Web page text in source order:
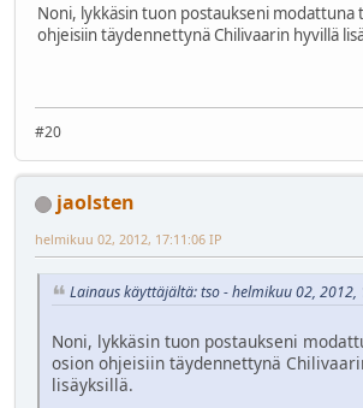
Noni, lykkäsin tuon postaukseni modattuna
ohjeisiin täydennettynä Chilivaarin hyvillä
#20
jaolsten
helmikuu 02, 2012, 17:11:06 IP
Lainaus käyttäjältä: tso - helmikuu 02, 2012,
Noni, lykkäsin tuon postaukseni
osion ohjeisiin täydennettynä
lisäyksillä.